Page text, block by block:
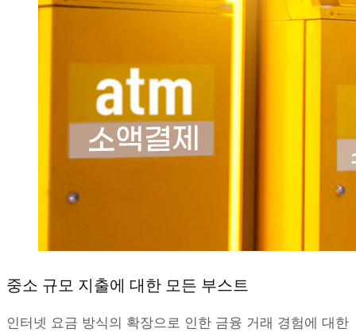
중소 규모 지출에 대한 모든 부스트
인터넷 요금 방식의 확장으로 인한 금융 거래 경험에 대한